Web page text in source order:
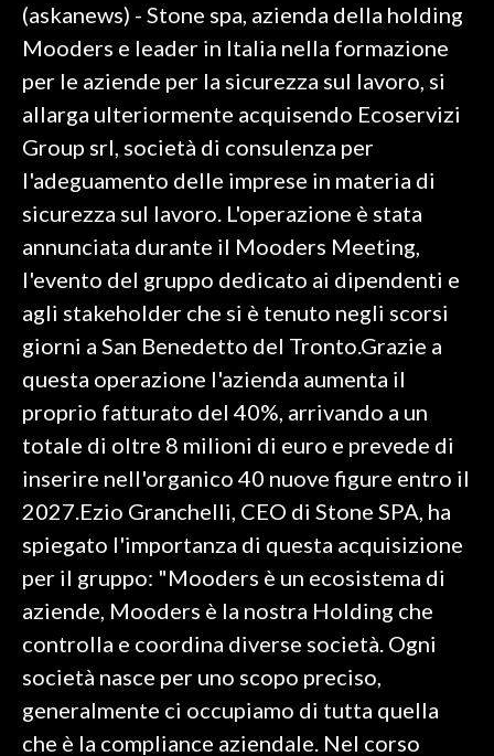
VOLLEY
MOTORI
TENNIS
ALTRI SPORT
SPETTACOLI
GOSSIP
SALUTE
SARDEGNA TURISMO
#CARAUNIONE
3 MINUTI CON
INSULARITÀ
INFO AZIENDE
ABBONATI
(askanews) - Stone spa, azienda della holding
Mooders e leader in Italia nella formazione
per le aziende per la sicurezza sul lavoro, si
allarga ulteriormente acquisendo Ecoservizi
Group srl, società di consulenza per
l'adeguamento delle imprese in materia di
sicurezza sul lavoro. L'operazione è stata
annunciata durante il Mooders Meeting,
l'evento del gruppo dedicato ai dipendenti e
agli stakeholder che si è tenuto negli scorsi
giorni a San Benedetto del Tronto.Grazie a
questa operazione l'azienda aumenta il
proprio fatturato del 40%, arrivando a un
totale di oltre 8 milioni di euro e prevede di
inserire nell'organico 40 nuove figure entro il
2027.Ezio Granchelli, CEO di Stone SPA, ha
spiegato l'importanza di questa acquisizione
per il gruppo: "Mooders è un ecosistema di
aziende, Mooders è la nostra Holding che
controlla e coordina diverse società. Ogni
società nasce per uno scopo preciso,
generalmente ci occupiamo di tutta quella
che è la compliance aziendale. Nel corso